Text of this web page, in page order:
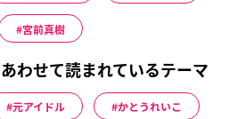
宮前真樹
わせて読まれているテーマ
元アイドル かとうれいこ